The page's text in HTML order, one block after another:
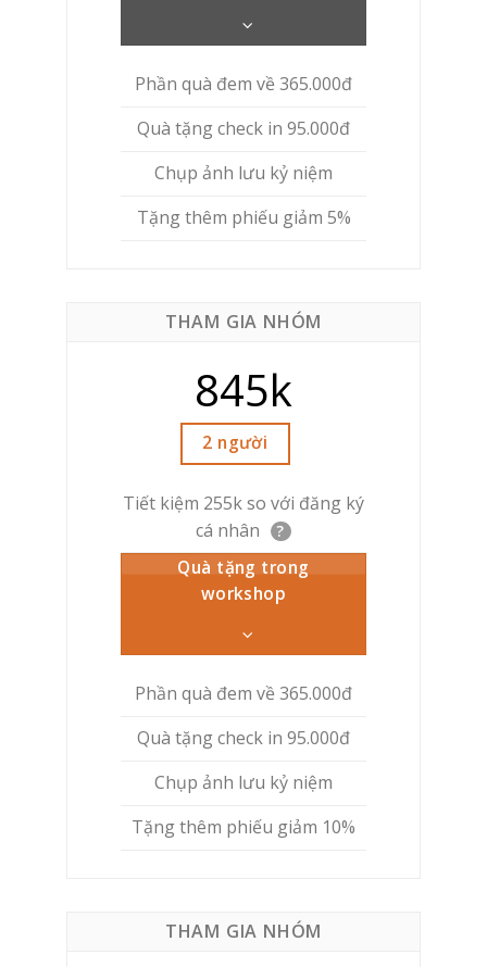
Phần quà đem về 365.000đ
Quà tặng check in 95.000đ
Chụp ảnh lưu kỷ niệm
Tặng thêm phiếu giảm 5%
THAM GIA NHÓM
845k
2 người
Tiết kiệm 255k so với đăng ký
cá nhân
?
Quà tặng trong
workshop
Phần quà đem về 365.000đ
Quà tặng check in 95.000đ
Chụp ảnh lưu kỷ niệm
Tặng thêm phiếu giảm 10%
THAM GIA NHÓM